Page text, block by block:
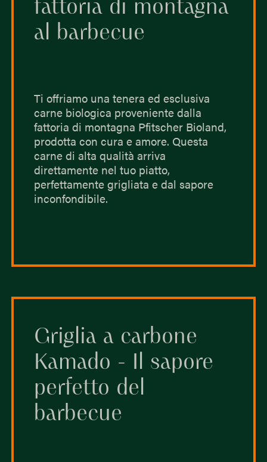
fattoria di montagna
al barbecue
Ti offriamo una tenera ed esclusiva
carne biologica proveniente dalla
fattoria di montagna Pfitscher Bioland,
prodotta con cura e amore. Questa
carne di alta qualità arriva
direttamente nel tuo piatto,
perfettamente grigliata e dal sapore
inconfondibile.
Griglia a carbone
Kamado - Il sapore
perfetto del
barbecue